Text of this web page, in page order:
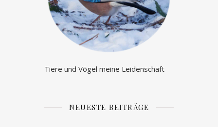
Tiere und Vögel meine Leidenschaft
NEUESTE BEITRÄGE